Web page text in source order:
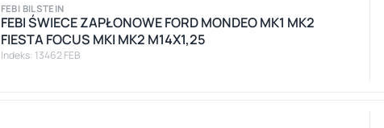
FEBI BILSTEIN
FEBI ŚWIECE ZAPŁONOWE FORD MONDEO MK1 MK2
FIESTA FOCUS MKI MK2 M14X1,25
Indeks: 13462 FEB